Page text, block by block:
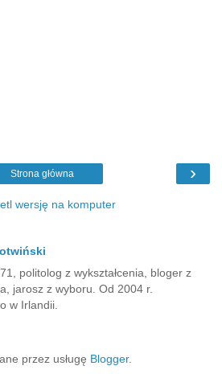
›
Strona główna
wersję na komputer
politolog z wykształcenia, bloger z
jarosz z wyboru. Od 2004 r.
w Irlandii.
przez usługę Blogger.